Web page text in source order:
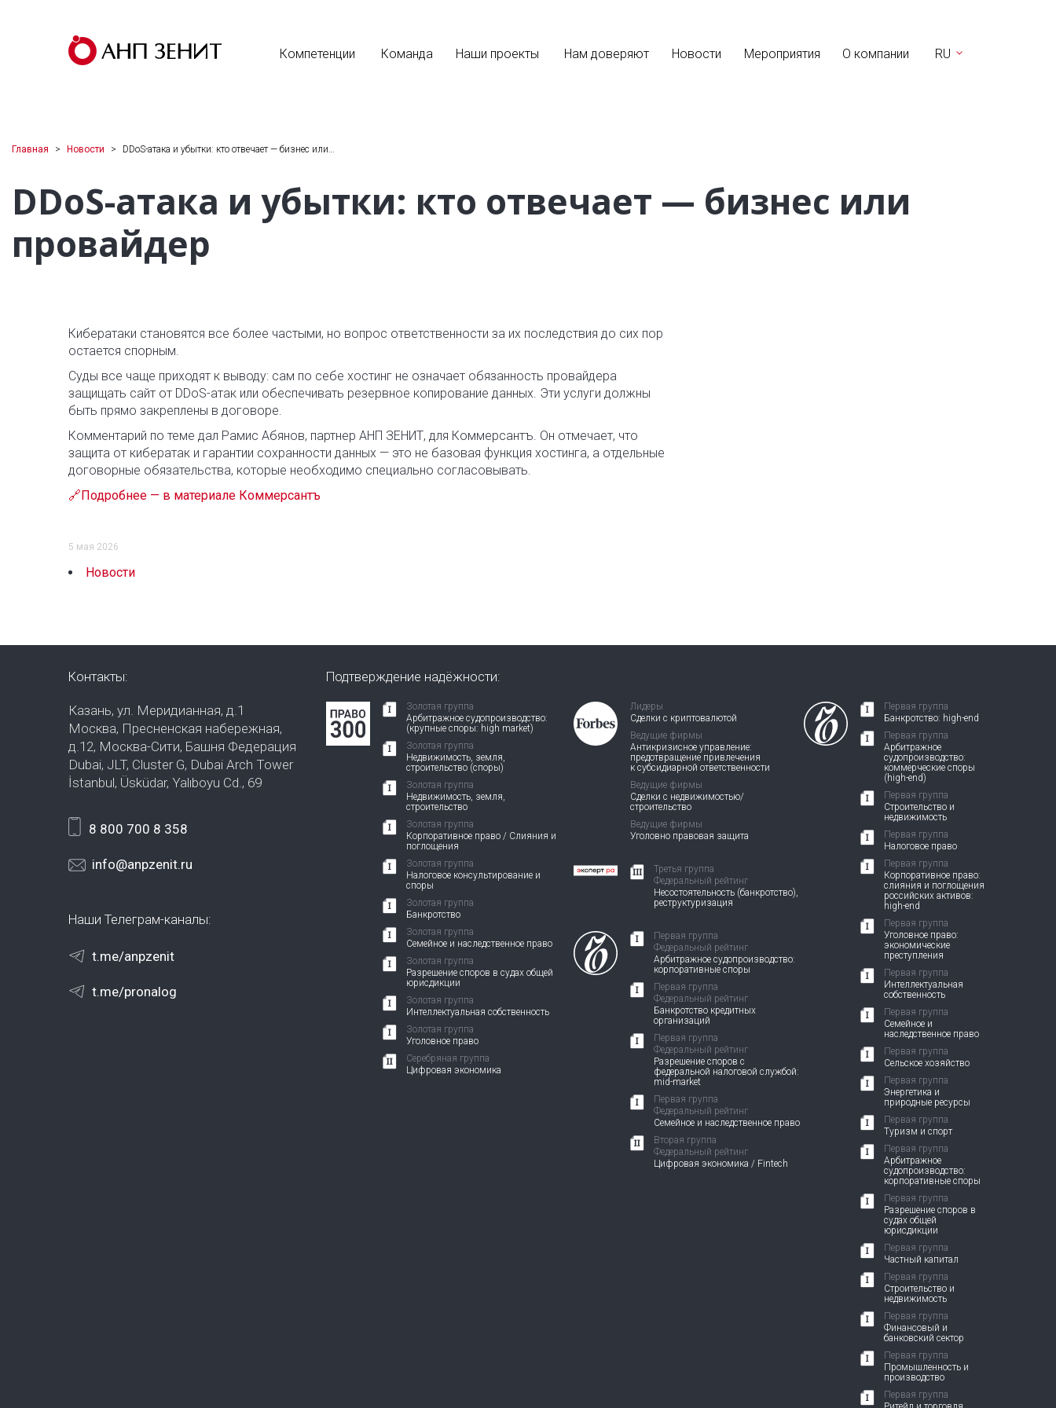
Компетенции Команда Наши проекты Нам доверяют Новости Мероприятия О компании RU
Главная Новости DDoS-атака и убытки: кто отвечает — бизнес или…
DDoS-атака и убытки: кто отвечает — бизнес или
провайдер
Кибератаки становятся все более частыми, но вопрос ответственности за их последствия до сих пор
остается спорным.
Суды все чаще приходят к выводу: сам по себе хостинг не означает обязанность провайдера
защищать сайт от DDoS-атак или обеспечивать резервное копирование данных. Эти услуги должны
быть прямо закреплены в договоре.
Комментарий по теме дал Рамис Абянов, партнер АНП ЗЕНИТ, для Коммерсантъ. Он отмечает, что
защита от кибератак и гарантии сохранности данных — это не базовая функция хостинга, а отдельные
договорные обязательства, которые необходимо специально согласовывать.
🔗Подробнее — в материале Коммерсантъ
5 мая 2026
Новости
Контакты:
Казань, ул. Меридианная, д.1
Москва, Пресненская набережная,
д.12, Москва-Сити, Башня Федерация
Dubai, JLT, Cluster G, Dubai Arch Tower
İstanbul, Üsküdar, Yalıboyu Cd., 69
8 800 700 8 358
info@anpzenit.ru
Наши Телеграм-каналы:
t.me/anpzenit
t.me/pronalog
Подтверждение надёжности:
Золотая группа
Арбитражное судопроизводство:
(крупные споры: high market)
Золотая группа
Недвижимость, земля,
строительство (споры)
Золотая группа
Недвижимость, земля,
строительство
Золотая группа
Корпоративное право / Слияния и
поглощения
Золотая группа
Налоговое консультирование и
споры
Золотая группа
Банкротство
Золотая группа
Семейное и наследственное право
Золотая группа
Разрешение споров в судах общей
юрисдикции
Золотая группа
Интеллектуальная собственность
Золотая группа
Уголовное право
Серебряная группа
Цифровая экономика
Лидеры
Сделки с криптовалютой
Ведущие фирмы
Антикризисное управление:
предотвращение привлечения
к субсидиарной ответственности
Ведущие фирмы
Сделки с недвижимостью/
строительство
Ведущие фирмы
Уголовно правовая защита
Третья группа
Федеральный рейтинг
Несостоятельность (банкротство),
реструктуризация
Первая группа
Федеральный рейтинг
Арбитражное судопроизводство:
корпоративные споры
Первая группа
Федеральный рейтинг
Банкротство кредитных
организаций
Первая группа
Федеральный рейтинг
Разрешение споров с
федеральной налоговой службой:
mid-market
Первая группа
Федеральный рейтинг
Семейное и наследственное право
Вторая группа
Федеральный рейтинг
Цифровая экономика / Fintech
Первая группа
Банкротство: high-end
Первая группа
Арбитражное
судопроизводство:
коммерческие споры
(high-end)
Первая группа
Строительство и
недвижимость
Первая группа
Налоговое право
Первая группа
Корпоративное право:
слияния и поглощения
российских активов:
high-end
Первая группа
Уголовное право:
экономические
преступления
Первая группа
Интеллектуальная
собственность
Первая группа
Семейное и
наследственное право
Первая группа
Сельское хозяйство
Первая группа
Энергетика и
природные ресурсы
Первая группа
Туризм и спорт
Первая группа
Арбитражное
судопроизводство:
корпоративные споры
Первая группа
Разрешение споров в
судах общей
юрисдикции
Первая группа
Частный капитал
Первая группа
Строительство и
недвижимость
Первая группа
Финансовый и
банковский сектор
Первая группа
Промышленность и
производство
Первая группа